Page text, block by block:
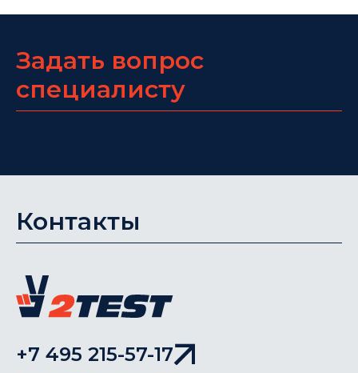
Задать вопрос
специалисту
Контакты
+7 495 215-57-17